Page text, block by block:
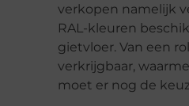
verkopen namelijk
RAL-kleuren
gietvloer. Van een
verkrijgbaar,
moet er nog de